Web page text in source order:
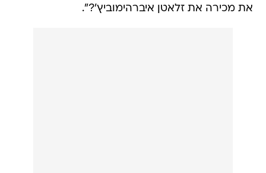
את מכירה את זלאטן איברהימוביץ'?".